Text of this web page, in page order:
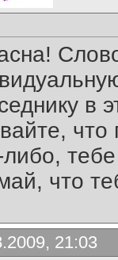
в
что
либо,
что
21:03